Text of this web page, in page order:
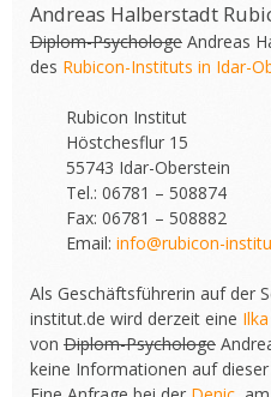
Andreas Halberstadt
Diplom-Psychologe Andreas
des Rubicon-Instituts in Idar-
Rubicon Institut
Höstchesflur 15
55743 Idar-Oberstein
Tel.: 06781 – 508874
Fax: 06781 – 508882
Email: info@rubicon-
Als Geschäftsführerin auf der
institut.de wird derzeit eine
von Diplom-Psychologe
keine Informationen auf dieser